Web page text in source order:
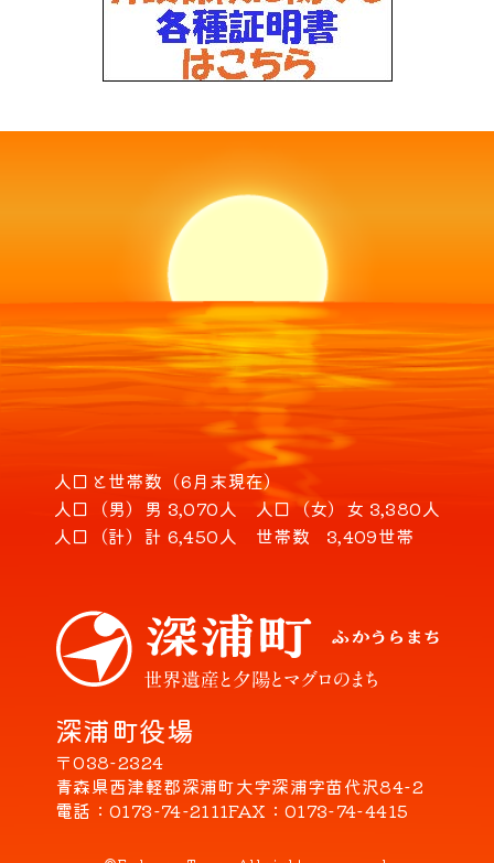
深浦町役場
〒038-2324
青森県西津軽郡深浦町大字深浦字苗代沢84-2
電話
0173-74-2111FAX 0173-74-4415
人口と世帯数（6月末現在）
人口（男） 男 3,070人 人口（女） 女 3,380人
人口（計） 計 6,450人 世帯数 3,409世帯